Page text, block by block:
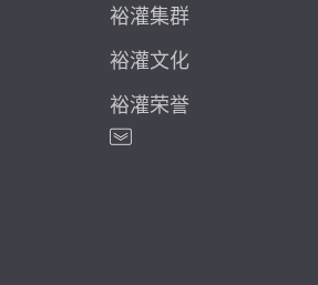
裕灌集群
裕灌文化
裕灌荣誉